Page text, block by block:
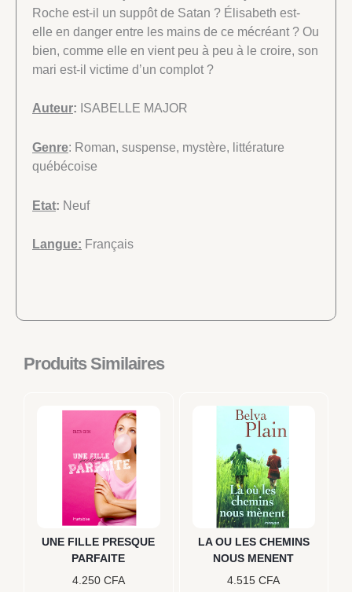
Roche est-il un suppôt de Satan ? Élisabeth est-
elle en danger entre les mains de ce mécréant ? Ou
bien, comme elle en vient peu à peu à le croire, son
mari est-il victime d’un complot ?
Auteur: ISABELLE MAJOR
Genre: Roman, suspense, mystère, littérature
québécoise
Etat: Neuf
Langue: Français
Produits Similaires
UNE FILLE PRESQUE
PARFAITE
4.250 CFA
LA OU LES CHEMINS
NOUS MENENT
4.515CFA